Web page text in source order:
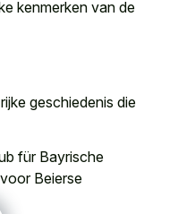
kenmerken van de
geschiedenis die
für Bayrische
Beierse